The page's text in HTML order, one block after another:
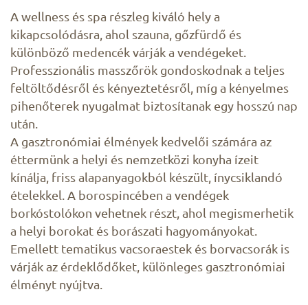
A wellness és spa részleg kiváló hely a
kikapcsolódásra, ahol szauna, gőzfürdő és
különböző medencék várják a vendégeket.
Professzionális masszőrök gondoskodnak a teljes
feltöltődésről és kényeztetésről, míg a kényelmes
pihenőterek nyugalmat biztosítanak egy hosszú nap
után.
A gasztronómiai élmények kedvelői számára az
éttermünk a helyi és nemzetközi konyha ízeit
kínálja, friss alapanyagokból készült, ínycsiklandó
ételekkel. A borospincében a vendégek
borkóstolókon vehetnek részt, ahol megismerhetik
a helyi borokat és borászati hagyományokat.
Emellett tematikus vacsoraestek és borvacsorák is
várják az érdeklődőket, különleges gasztronómiai
élményt nyújtva.